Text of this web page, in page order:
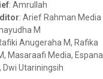
R
H
: Amrullah
: Arief Rahman Media
M
Anugeraha M, Rafika
Masaraafi Media, Espana
Dwi Utariningsih